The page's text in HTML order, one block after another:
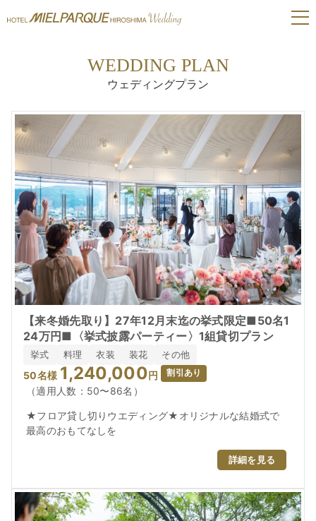
082-222-8510 開催中のフェア
トップページ
選ばれる理由
ブライダルフェア
プラン
挙式
披露宴会場
お料理
ドレス
レポート
トピックス
WEDDING PLAN
ウェディングプラン
【来冬婚先取り】27年12月末迄の挙式限定■50名1
24万円■〈挙式披露パーティー〉1組貸切プラン
挙式 料理 衣装 装花 その他
50名様 1,240,000円 割引あり
（適用人数：50〜86名）
★フロア貸し切りウエディング★オリジナルな結婚式で
最高のおもてなしを
詳細を見る